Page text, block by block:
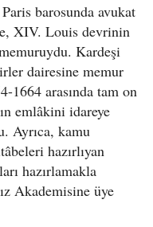
barosunda avukat
XIV. Louis devrinin
Kardeşi
dairesine memur
1664 arasında tam on
emlâkini idareye
Ayrıca, kamu
hazırlıyan
hazırlamakla
Akademisine üye